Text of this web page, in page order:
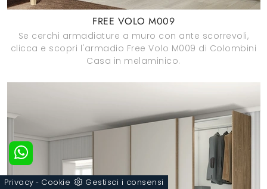
FREE VOLO M009
Se cerchi armadiature a muro con ante scorrevoli,
clicca e scopri l'armadio Free Volo M009 di Colombini
Casa in melaminico.
Privacy - Cookie Gestisci i consensi